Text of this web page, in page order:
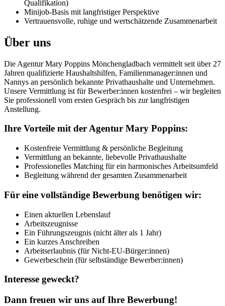
Qualifikation)
Minijob-Basis mit langfristiger Perspektive
Vertrauensvolle, ruhige und wertschätzende Zusammenarbeit
Über uns
Die Agentur Mary Poppins Mönchengladbach vermittelt seit über 27
Jahren qualifizierte Haushaltshilfen, Familienmanager:innen und
Nannys an persönlich bekannte Privathaushalte und Unternehmen.
Unsere Vermittlung ist für Bewerber:innen kostenfrei – wir begleiten
Sie professionell vom ersten Gespräch bis zur langfristigen
Anstellung.
Ihre Vorteile mit der Agentur Mary Poppins:
Kostenfreie Vermittlung & persönliche Begleitung
Vermittlung an bekannte, liebevolle Privathaushalte
Professionelles Matching für ein harmonisches Arbeitsumfeld
Begleitung während der gesamten Zusammenarbeit
Für eine vollständige Bewerbung benötigen wir:
Einen aktuellen Lebenslauf
Arbeitszeugnisse
Ein Führungszeugnis (nicht älter als 1 Jahr)
Ein kurzes Anschreiben
Arbeitserlaubnis (für Nicht-EU-Bürger:innen)
Gewerbeschein (für selbständige Bewerber:innen)
Interesse geweckt?
Dann freuen wir uns auf Ihre Bewerbung!